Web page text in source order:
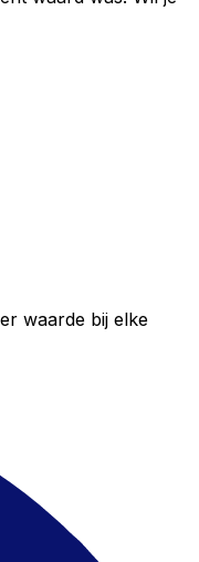
waarde bij elke